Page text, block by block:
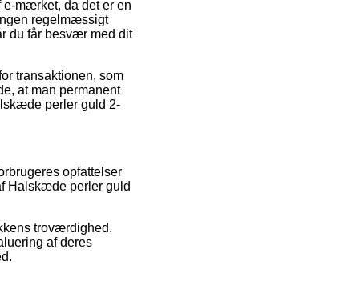
mærket, da det er en
regelmæssigt
du får besvær med dit
transaktionen, som
at man permanent
perler guld 2-
opfattelser
Halskæde perler guld
troværdighed.
af deres